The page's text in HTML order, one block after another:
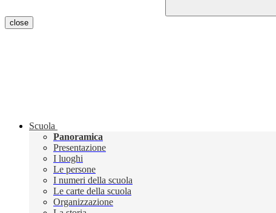
close
Scuola
Panoramica
Presentazione
I luoghi
Le persone
I numeri della scuola
Le carte della scuola
Organizzazione